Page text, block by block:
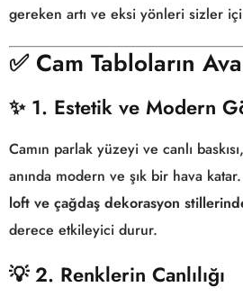
gereken artı ve eksi yönleri sizler
✅ Cam Tabloların
✨ 1. Estetik ve Modern
Camın parlak yüzeyi ve canlı
anında modern ve şık bir hava
loft ve çağdaş dekorasyon
derece etkileyici durur.
💡 2. Renklerin Canlılığı